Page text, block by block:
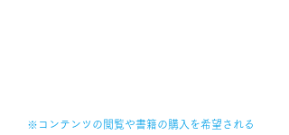
※​コンテンツの閲覧や書籍の購入を希望される